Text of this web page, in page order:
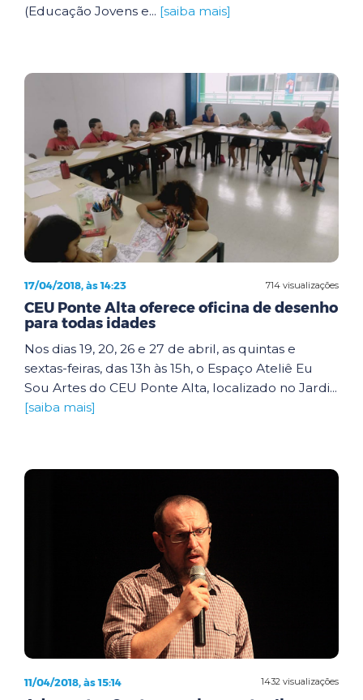
(Educação Jovens e... [saiba mais]
714 visualizações
17/04/2018, às 14:23
CEU Ponte Alta oferece oficina de desenho
para todas idades
Nos dias 19, 20, 26 e 27 de abril, as quintas e
sextas-feiras, das 13h às 15h, o Espaço Ateliê Eu
Sou Artes do CEU Ponte Alta, localizado no Jardi...
[saiba mais]
1432 visualizações
11/04/2018, às 15:14